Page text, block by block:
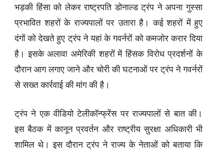
भड़की हिंसा को लेकर राष्ट्रपति डोनाल्ड ट्रंप ने अपना गुस्सा
प्रभावित शहरों के राज्यपालों पर उतारा है। कई शहरों में हुए
दंगों को देखते हुए ट्रंप ने यहां के गवर्नरों को कमजोर करार दिया
है। इसके अलावा अमेरिकी शहरों में हिंसक विरोध प्रदर्शनों के
दौरान आग लगाए जाने और चोरी की घटनाओं पर ट्रंप ने गवर्नरों
से सख्त कार्रवाई की मांग की है।
ट्रंप ने एक वीडियो टेलीकॉन्फ्रेंस पर राज्यपालों से बात की।
इस बैठक में कानून प्रवर्तन और राष्ट्रीय सुरक्षा अधिकारी भी
शामिल थे। इस दौरान ट्रंप ने राज्य के नेताओं को बताया कि